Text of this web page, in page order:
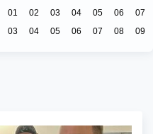
01 02 03 04 05 06
07
03 04 05 06 07 08 09